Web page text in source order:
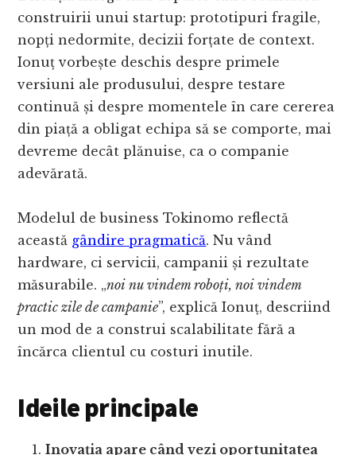
construirii unui startup: prototipuri fragile,
nopți nedormite, decizii forțate de context.
Ionuț vorbește deschis despre primele
versiuni ale produsului, despre testare
continuă și despre momentele în care cererea
din piață a obligat echipa să se comporte, mai
devreme decât plănuise, ca o companie
adevărată.
Modelul de business Tokinomo reflectă
această gândire pragmatică. Nu vând
hardware, ci servicii, campanii și rezultate
măsurabile. „noi nu vindem roboți, noi vindem
practic zile de campanie”, explică Ionuț, descriind
un mod de a construi scalabilitate fără a
încărca clientul cu costuri inutile.
Ideile principale
Inovația apare când vezi oportunitatea